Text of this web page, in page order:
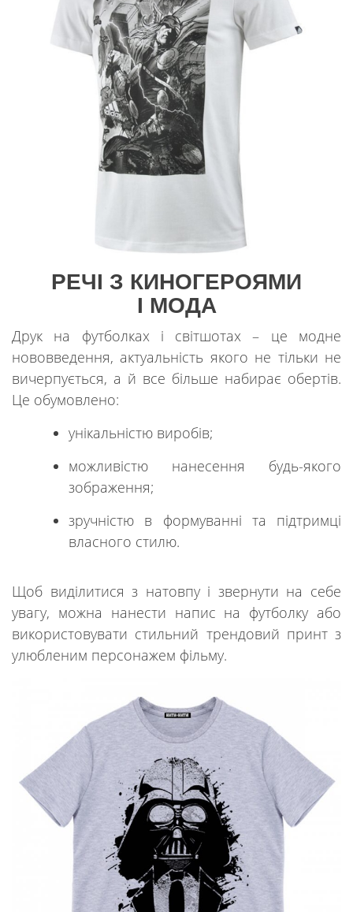
РЕЧІ З КИНОГЕРОЯМИ
І МОДА
Друк на футболках і світшотах – це модне
нововведення, актуальність якого не тільки не
вичерпується, а й все більше набирає обертів.
Це обумовлено:
унікальністю виробів;
можливістю нанесення будь-якого
зображення;
зручністю в формуванні та підтримці
власного стилю.
Щоб виділитися з натовпу і звернути на себе
увагу, можна нанести напис на футболку або
використовувати стильний трендовий принт з
улюбленим персонажем фільму.